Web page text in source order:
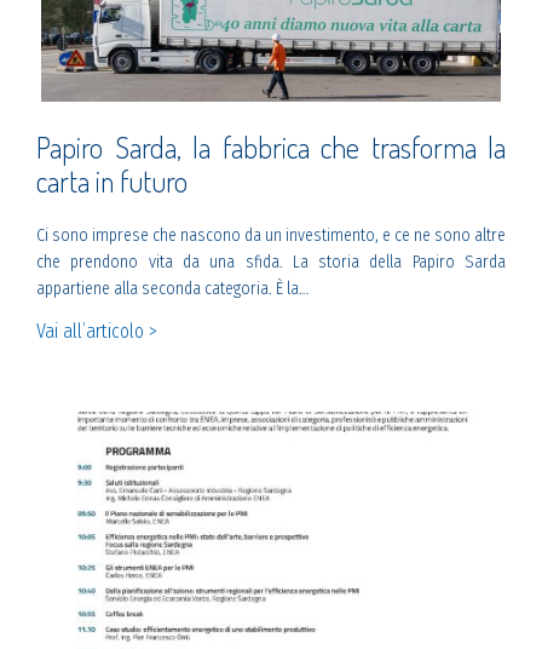
Papiro Sarda, la fabbrica che trasforma la
carta in futuro
Ci sono imprese che nascono da un investimento, e ce ne sono altre
che prendono vita da una sfida. La storia della Papiro Sarda
appartiene alla seconda categoria. È la…
Vai all’articolo >